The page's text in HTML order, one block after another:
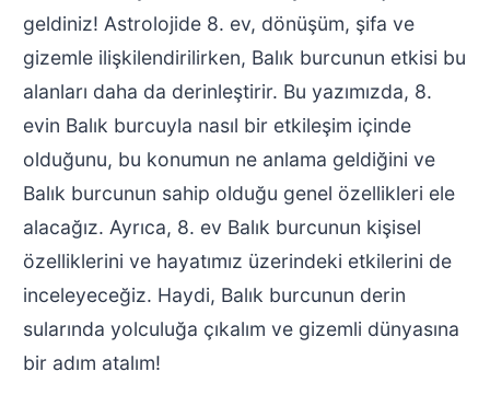
geldiniz! Astrolojide 8. ev, dönüşüm, şifa ve
gizemle ilişkilendirilirken, Balık burcunun etkisi bu
alanları daha da derinleştirir. Bu yazımızda, 8.
evin Balık burcuyla nasıl bir etkileşim içinde
olduğunu, bu konumun ne anlama geldiğini ve
Balık burcunun sahip olduğu genel özellikleri ele
alacağız. Ayrıca, 8. ev Balık burcunun kişisel
özelliklerini ve hayatımız üzerindeki etkilerini de
inceleyeceğiz. Haydi, Balık burcunun derin
sularında yolculuğa çıkalım ve gizemli dünyasına
bir adım atalım!